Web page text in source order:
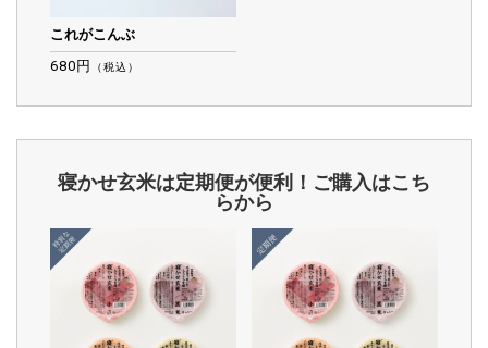
これがこんぶ
680円
（税込）
寝かせ玄米は定期便が便利！ご購入はこち
らから